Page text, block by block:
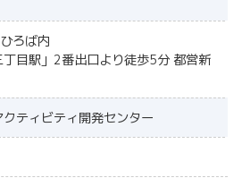
ろば内
目駅」2番出口より徒歩5分 都営新
ティビティ開発センター